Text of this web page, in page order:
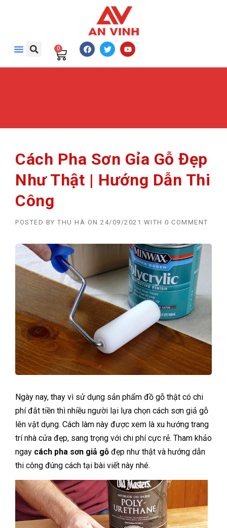
0
Cách Pha Sơn Gỉa Gỗ Đẹp
Như Thật | Hướng Dẫn Thi
Công
POSTED BY THU HÀ ON 24/09/2021 WITH 0 COMMENT
Ngày nay, thay vì sử dụng sản phẩm đồ gỗ thật có chi
phí đắt tiền thì nhiều người lại lựa chọn cách sơn giả gỗ
lên vật dụng. Cách làm này được xem là xu hướng trang
trí nhà cửa đẹp, sang trọng với chi phí cực rẻ. Tham khảo
ngay cách pha sơn giả gỗ đẹp như thật và hướng dẫn
thi công đúng cách tại bài viết này nhé.